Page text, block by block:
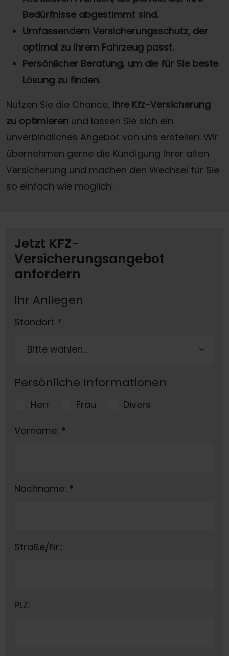
Bedürfnisse abgestimmt sind.
Umfassendem Versicherungsschutz, der
optimal zu Ihrem Fahrzeug passt.
Persönlicher Beratung, um die für Sie beste
Lösung zu finden.
Nutzen Sie die Chance, Ihre Kfz-Versicherung
zu optimieren und lassen Sie sich ein
unverbindliches Angebot von uns erstellen. Wir
übernehmen gerne die Kündigung Ihrer alten
Versicherung und machen den Wechsel für Sie
so einfach wie möglich.
Jetzt KFZ-
Versicherungsangebot
anfordern
Ihr Anliegen
Standort *
Persönliche Informationen
Herr Frau Divers
Vorname: *
Nachname: *
Straße/Nr.:
PLZ: